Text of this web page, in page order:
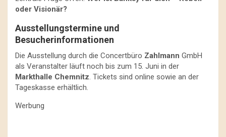
oder Visionär?
Ausstellungstermine und
Besucherinformationen
Die Ausstellung durch die Concertbüro Zahlmann GmbH
als Veranstalter läuft noch bis zum 15. Juni in der
Markthalle Chemnitz. Tickets sind online sowie an der
Tageskasse erhältlich.
Werbung